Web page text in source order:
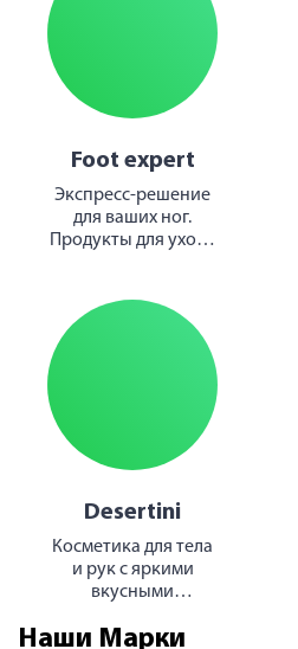
Foot expert
Экспресс-решение
для ваших ног.
Продукты для ухода
Desertini
Косметика для тела
и рук с яркими
вкусными
Наши Марки